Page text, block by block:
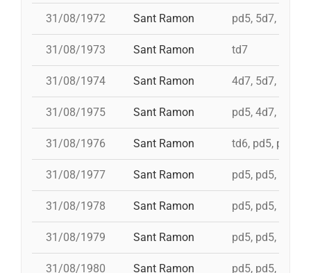
31/08/1972 Sant Ramon pd5, 5d7, td7,
31/08/1973 Sant Ramon td7
31/08/1974 Sant Ramon 4d7, 5d7, 3d7s,
31/08/1975 Sant Ramon pd5, 4d7, 4d7a,
31/08/1976 Sant Ramon td6, pd5, pd5,
31/08/1977 Sant Ramon pd5, pd5, pd5,
31/08/1978 Sant Ramon pd5, pd5, pd5,
31/08/1979 Sant Ramon pd5, pd5, pd5,
31/08/1980 Sant Ramon pd5, pd5, pd5,